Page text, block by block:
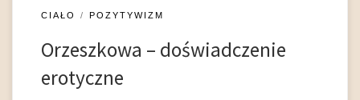
CIAŁO POZYTYWIZM
Orzeszkowa – doświadczenie
erotyczne